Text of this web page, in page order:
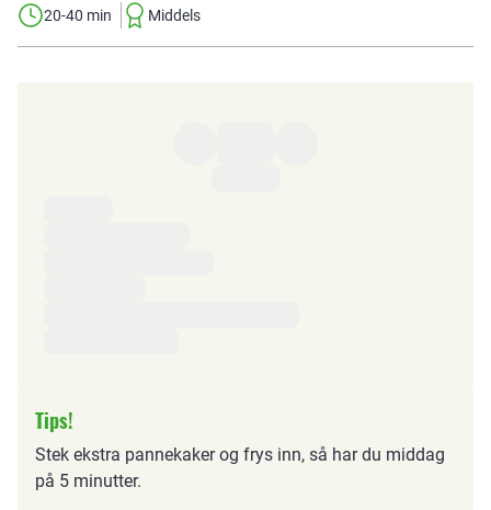
20-40 min Middels
Tips!
Stek ekstra pannekaker og frys inn, så har du middag
på 5 minutter.